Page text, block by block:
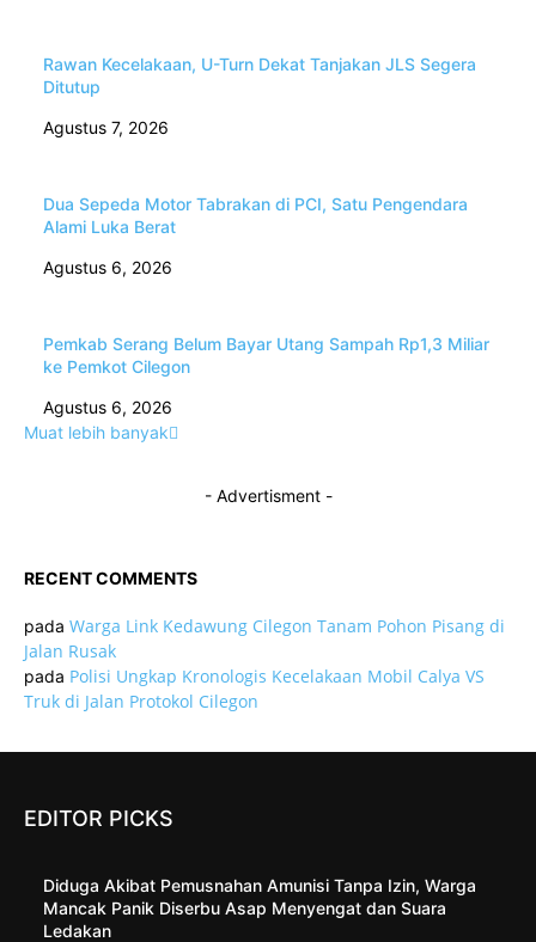
Rawan Kecelakaan, U-Turn Dekat Tanjakan JLS Segera
Ditutup
Agustus 7, 2026
Dua Sepeda Motor Tabrakan di PCI, Satu Pengendara
Alami Luka Berat
Agustus 6, 2026
Pemkab Serang Belum Bayar Utang Sampah Rp1,3 Miliar
ke Pemkot Cilegon
Agustus 6, 2026
Muat lebih banyak
- Advertisment -
RECENT COMMENTS
pada Warga Link Kedawung Cilegon Tanam Pohon Pisang di
Jalan Rusak
pada Polisi Ungkap Kronologis Kecelakaan Mobil Calya VS
Truk di Jalan Protokol Cilegon
EDITOR PICKS
Diduga Akibat Pemusnahan Amunisi Tanpa Izin, Warga
Mancak Panik Diserbu Asap Menyengat dan Suara
Ledakan